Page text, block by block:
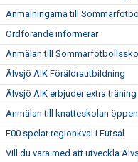
Anmälningarna till
Ordförande informerar
Anmälan till
Älvsjö AIK Föräldrautbildning
Älvsjö AIK erbjuder extra
Anmälan till knatteskolan öppen
F00 spelar regionkval i Futsal
Vill du vara med att utveckla